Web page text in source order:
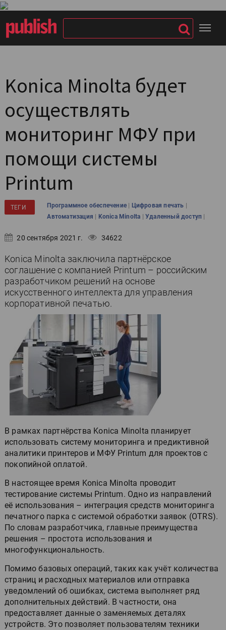
Konica Minolta будет
осуществлять
мониторинг МФУ при
помощи системы
Printum
ТЕГИ Программное обеспечение | Цифровая печать |
Автоматизация | Konica Minolta |Удаленный доступ |
20 сентября 2021 г. 34622
Konica Minolta заключила партнёрское
соглашение с компанией Printum – российским
разработчиком решений на основе
искусственного интеллекта для управления
корпоративной печатью.
В рамках партнёрства Konica Minolta планирует
использовать систему мониторинга и предиктивной
аналитики принтеров и МФУ Printum для проектов с
покопийной оплатой.
В настоящее время Konica Minolta проводит
тестирование системы Printum. Одно из направлений
её использования – интеграция средств мониторинга
печатного парка с системой обработки заявок (OTRS).
По словам разработчика, главные преимущества
решения – простота использования и
многофункциональность.
Помимо базовых операций, таких как учёт количества
страниц и расходных материалов или отправка
уведомлений об ошибках, система выполняет ряд
дополнительных действий. В частности, она
предоставляет данные о заменяемых деталях
устройств. Это позволяет пользователям техники